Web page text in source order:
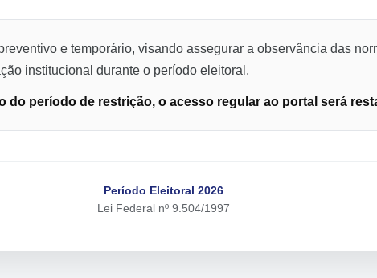
e temporário, visando assegurar a observância das
institucional durante o período eleitoral.
do período de restrição, o acesso regular ao portal será
Período Eleitoral 2026
Lei Federal nº 9.504/1997